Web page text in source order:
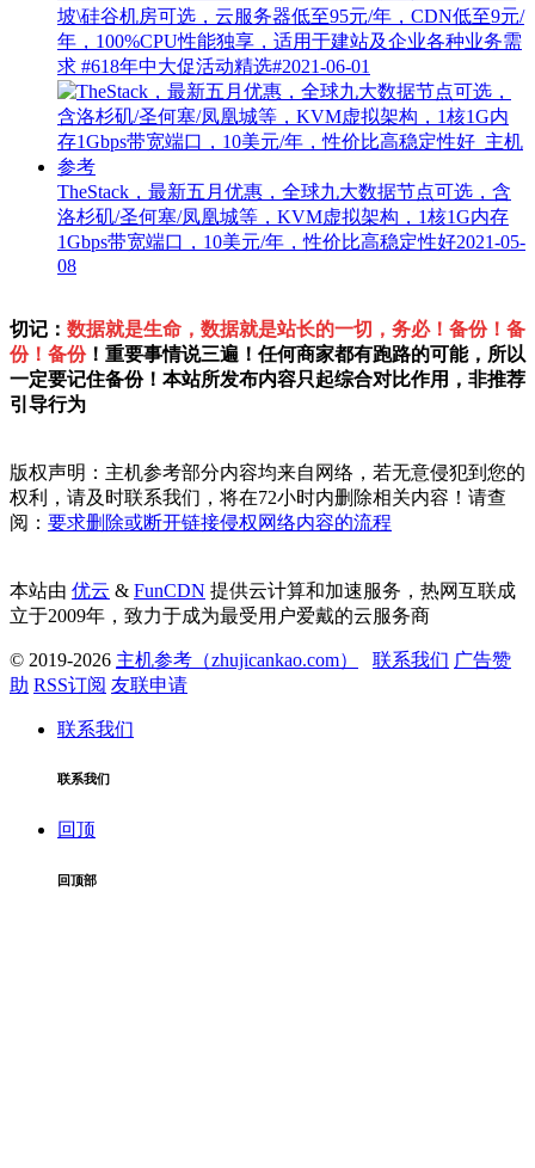
坡\硅谷机房可选，云服务器低至95元/年，CDN低至9元/
年，100%CPU性能独享，适用于建站及企业各种业务需
求 #618年中大促活动精选#2021-06-01
TheStack，最新五月优惠，全球九大数据节点可选，含
洛杉矶/圣何塞/凤凰城等，KVM虚拟架构，1核1G内存
1Gbps带宽端口，10美元/年，性价比高稳定性好2021-05-
08
切记： 数据就是生命，数据就是站长的一切，务必！备份！备
份！备份！重要事情说三遍！任何商家都有跑路的可能，所以
一定要记住备份！本站所发布内容只起综合对比作用，非推荐
引导行为
版权声明：主机参考部分内容均来自网络，若无意侵犯到您的
权利，请及时联系我们，将在72小时内删除相关内容！请查
阅： 要求删除或断开链接侵权网络内容的流程
本站由 优云 & FunCDN 提供云计算和加速服务，热网互联成
立于2009年，致力于成为最受用户爱戴的云服务商
© 2019-2026 主机参考（zhujicankao.com） 联系我们 广告赞
助 RSS订阅 友联申请
联系我们
联系我们
回顶
回顶部